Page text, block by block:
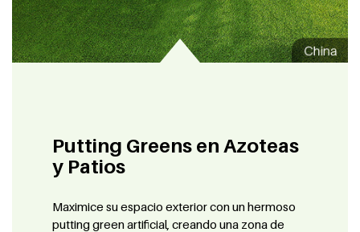
Putting Greens en Azoteas
y Patios
Maximice su espacio exterior con un hermoso
putting green artificial, creando una zona de